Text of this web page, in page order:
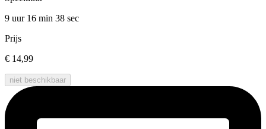
9 uur 16 min 38 sec
Prijs
€ 14,99
niet beschikbaar